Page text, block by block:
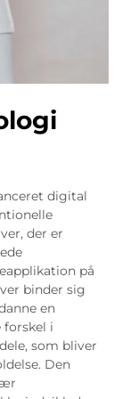
digital
der er
på
binder sig
en
i
som bliver
Den